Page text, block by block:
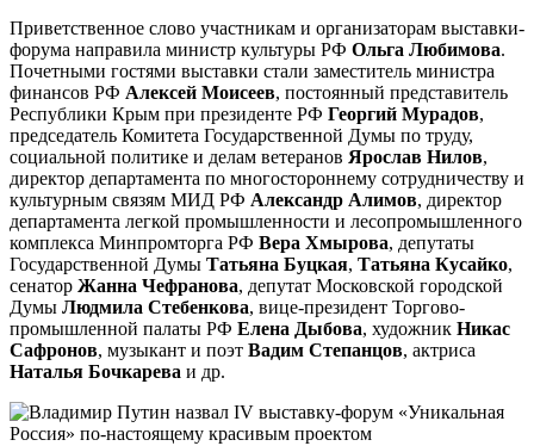
Приветственное слово участникам и организаторам выставки-
форума направила министр культуры РФ Ольга Любимова.
Почетными гостями выставки стали заместитель министра
финансов РФ Алексей Моисеев, постоянный представитель
Республики Крым при президенте РФ Георгий Мурадов,
председатель Комитета Государственной Думы по труду,
социальной политике и делам ветеранов Ярослав Нилов,
директор департамента по многостороннему сотрудничеству и
культурным связям МИД РФ Александр Алимов, директор
департамента легкой промышленности и лесопромышленного
комплекса Минпромторга РФ Вера Хмырова, депутаты
Государственной Думы Татьяна Буцкая, Татьяна Кусайко,
сенатор Жанна Чефранова, депутат Московской городской
Думы Людмила Стебенкова, вице-президент Торгово-
промышленной палаты РФ Елена Дыбова, художник Никас
Сафронов, музыкант и поэт Вадим Степанцов, актриса
Наталья Бочкарева и др.